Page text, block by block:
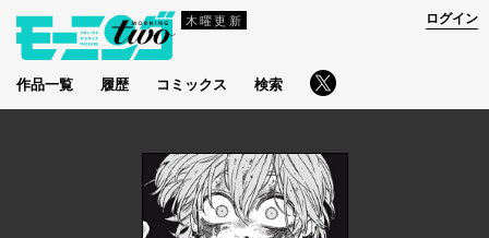
木曜更新
作品一覧 履歴 コミックス 検索
ログイン